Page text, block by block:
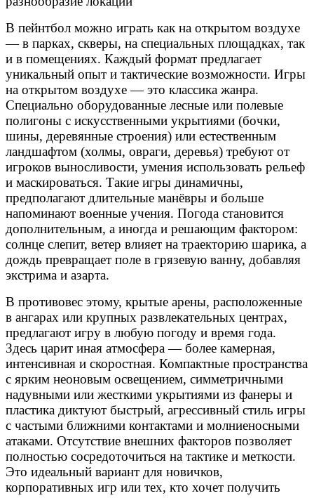
В пейнтбол можно играть как на открытом воздухе
— в парках, скверы, на специальных площадках, так
и в помещениях. Каждый формат предлагает
уникальный опыт и тактические возможности. Игры
на открытом воздухе — это классика жанра.
Специально оборудованные лесные или полевые
полигоны с искусственными укрытиями (бочки,
шины, деревянные строения) или естественным
ландшафтом (холмы, овраги, деревья) требуют от
игроков выносливости, умения использовать рельеф
и маскироваться. Такие игры динамичны,
предполагают длительные манёвры и больше
напоминают военные учения. Погода становится
дополнительным, а иногда и решающим фактором:
солнце слепит, ветер влияет на траекторию шарика, а
дождь превращает поле в грязевую ванну, добавляя
экстрима и азарта.
В противовес этому, крытые арены, расположенные
в ангарах или крупных развлекательных центрах,
предлагают игру в любую погоду и время года.
Здесь царит иная атмосфера — более камерная,
интенсивная и скоростная. Компактные пространства
с ярким неоновым освещением, симметричными
надувными или жесткими укрытиями из фанеры и
пластика диктуют быстрый, агрессивный стиль игры
с частыми ближними контактами и молниеносными
атаками. Отсутствие внешних факторов позволяет
полностью сосредоточиться на тактике и меткости.
Это идеальный вариант для новичков,
корпоративных игр или тех, кто хочет получить